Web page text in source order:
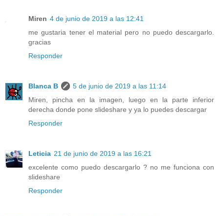
Miren 4 de junio de 2019 a las 12:41
me gustaria tener el material pero no puedo descargarlo.
gracias
Responder
Blanca B
5 de junio de 2019 a las 11:14
Miren, pincha en la imagen, luego en la parte inferior
derecha donde pone slideshare y ya lo puedes descargar
Responder
Leticia 21 de junio de 2019 a las 16:21
excelente como puedo descargarlo ? no me funciona con
slideshare
Responder